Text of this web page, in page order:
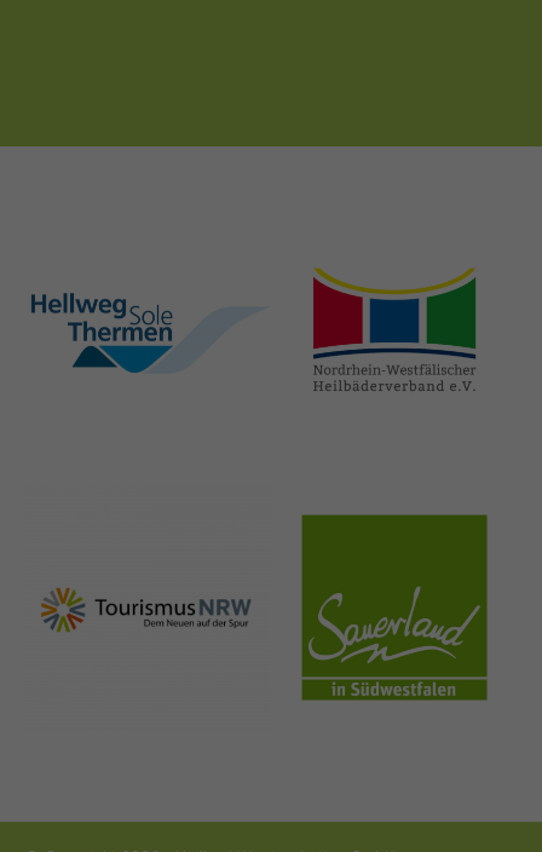
hellweg-sole-
thermen.de
heilbaeder.de
nrw-
tourismus.de
sauerland.co
m